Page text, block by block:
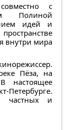
с
Полиной
идей и
внутри мира
Пёза, на
настоящее
частных и